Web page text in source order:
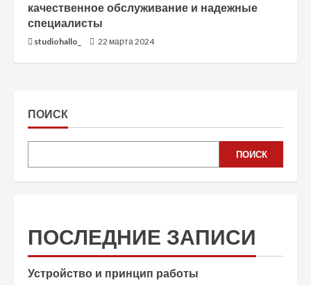
качественное обслуживание и надежные
специалисты
studiohallo_ 22 марта 2024
ПОИСК
ПОИСК
ПОСЛЕДНИЕ ЗАПИСИ
Устройство и принцип работы